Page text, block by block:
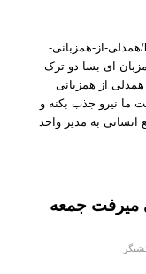
https://shenoto.com/album/podcast/257588/همدلی-از-همزبانی-
ای بسا دو ترک
از همزبانی
ما نیرو جذب بکنه و
انسانی به مدیر واحد
جمعه